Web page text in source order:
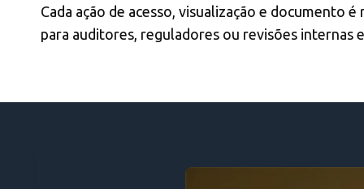
Cada ação de acesso, visualização e
para auditores, reguladores ou revisões internas